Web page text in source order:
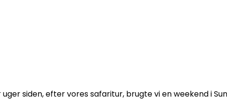
siden, efter vores safaritur, brugte vi en weekend i